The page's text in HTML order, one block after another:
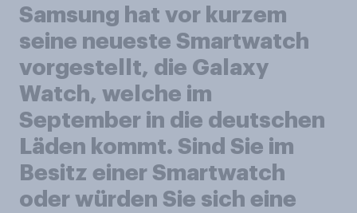
Samsung hat vor kurzem
seine neueste Smartwatch
vorgestellt, die Galaxy
Watch, welche im
September in die deutschen
Läden kommt. Sind Sie im
Besitz einer Smartwatch
oder würden Sie sich eine